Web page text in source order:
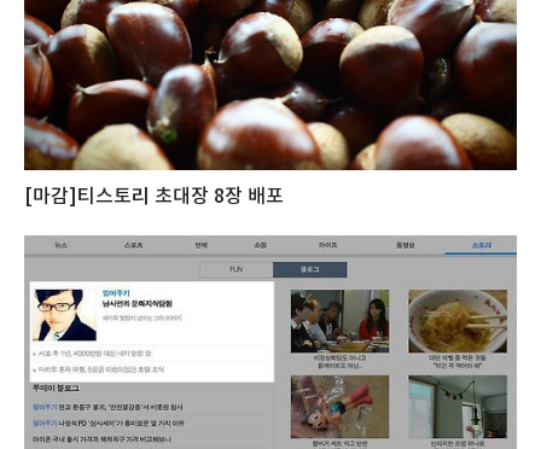
[마감]티스토리 초대장 8장 배포